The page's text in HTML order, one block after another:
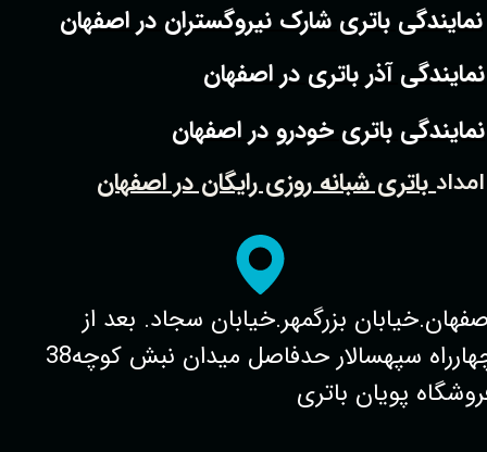
بزرگمهر.خیابان سجاد. بعد از
چهارراه سپهسالار حدفاصل میدان نبش کوچه38
پویان باتری
نمایندگی آذر باتری در اصفهان
نمایندگی باتری شارک نیروگستران در اصفهان
نمایندگی باتری خودرو در اصفهان
امدادباتری شبانه روزی رایگان در اصفهان